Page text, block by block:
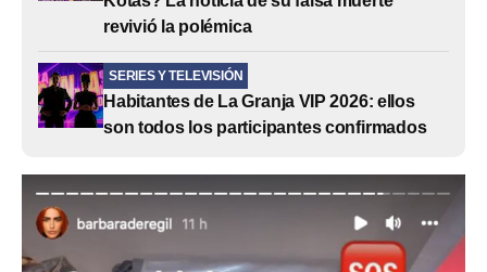
revivió la polémica
SERIES Y TELEVISIÓN
Habitantes de La Granja VIP 2026: ellos
son todos los participantes confirmados